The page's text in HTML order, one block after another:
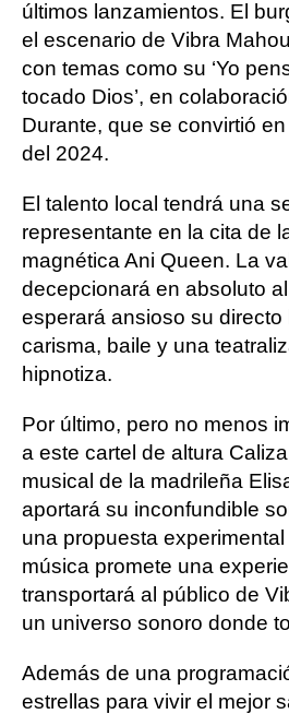
últimos lanzamientos. El
el escenario de Vibra
con temas como su ‘Yo
tocado Dios’, en
Durante, que se convirtió
del 2024.
El talento local tendrá una
representante en la cita de
magnética Ani Queen. La
decepcionará en absoluto
esperará ansioso su directo
carisma, baile y una
hipnotiza.
Por último, pero no menos
a este cartel de altura
musical de la madrileña
aportará su inconfundible
una propuesta
música promete una
transportará al público de
un universo sonoro donde
Además de una
estrellas para vivir el mejor